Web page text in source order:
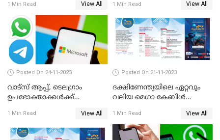
1 Min Read View All 1 Min Read View All
Posted On 24-11-2023
വാട്‌സ് ആപ്പ്, ടെലഗ്രാം
ഉപഭോക്താക്കള്‍ക്ക്
മൈക്രോസോഫ്റ്റ്
1 Min Read View All
Posted On 21-11-2023
ദക്ഷിണേന്ത്യയിലെ ഏറ്റവും
വലിയ മെഗാ കേബിള്‍
എഡിഷന്‍ കൊച്ചി
കടവന്ത്രയിൽ
1 Min Read View All